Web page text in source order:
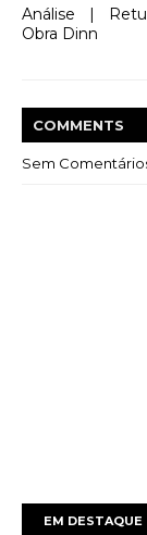
Análise |
Obra Dinn
COMMENTS
Sem
EM DESTAQUE